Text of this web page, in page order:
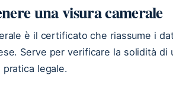
una visura camerale
è il certificato che riassume i
Serve per verificare la solidità
pratica legale.